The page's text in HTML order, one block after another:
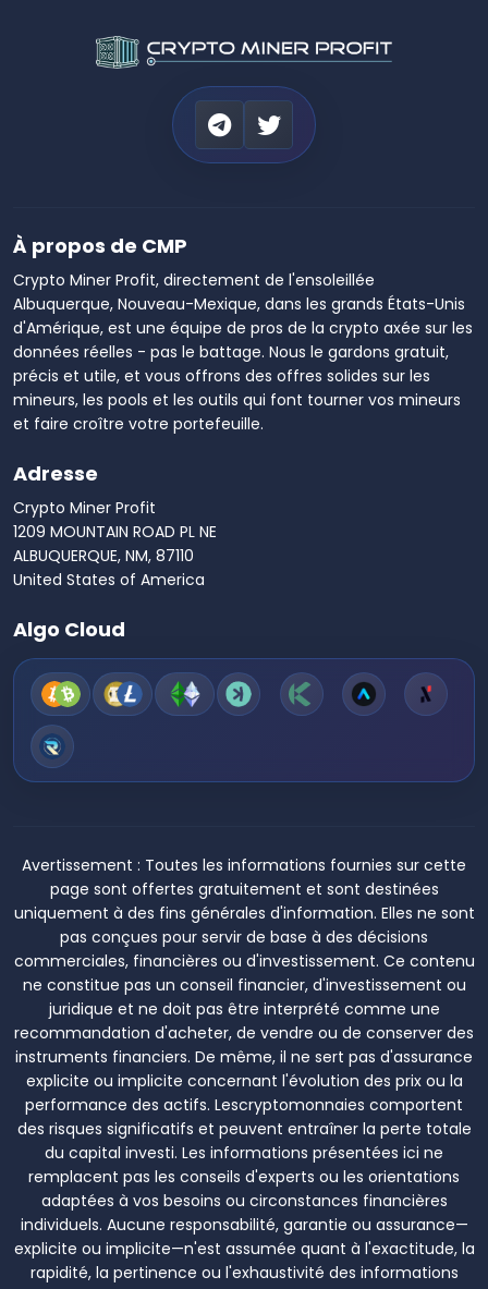
À propos de CMP
Crypto Miner Profit, directement de l'ensoleillée
Albuquerque, Nouveau-Mexique, dans les grands États-Unis
d'Amérique, est une équipe de pros de la crypto axée sur les
données réelles - pas le battage. Nous le gardons gratuit,
précis et utile, et vous offrons des offres solides sur les
mineurs, les pools et les outils qui font tourner vos mineurs
et faire croître votre portefeuille.
Adresse
Crypto Miner Profit
1209 MOUNTAIN ROAD PL NE
ALBUQUERQUE, NM, 87110
United States of America
Algo Cloud
Avertissement : Toutes les informations fournies sur cette
page sont offertes gratuitement et sont destinées
uniquement à des fins générales d'information. Elles ne sont
pas conçues pour servir de base à des décisions
commerciales, financières ou d'investissement. Ce contenu
ne constitue pas un conseil financier, d'investissement ou
juridique et ne doit pas être interprété comme une
recommandation d'acheter, de vendre ou de conserver des
instruments financiers. De même, il ne sert pas d'assurance
explicite ou implicite concernant l'évolution des prix ou la
performance des actifs. Lescryptomonnaies comportent
des risques significatifs et peuvent entraîner la perte totale
du capital investi. Les informations présentées ici ne
remplacent pas les conseils d'experts ou les orientations
adaptées à vos besoins ou circonstances financières
individuels. Aucune responsabilité, garantie ou assurance—
explicite ou implicite—n'est assumée quant à l'exactitude, la
rapidité, la pertinence ou l'exhaustivité des informations